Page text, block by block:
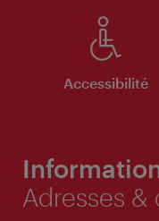
Accessibilité
Adresses